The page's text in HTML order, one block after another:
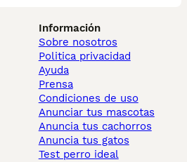
Información
Sobre nosotros
Politica privacidad
Ayuda
Prensa
Condiciones de uso
Anunciar tus mascotas
Anuncia tus cachorros
Anuncia tus gatos
Test perro ideal